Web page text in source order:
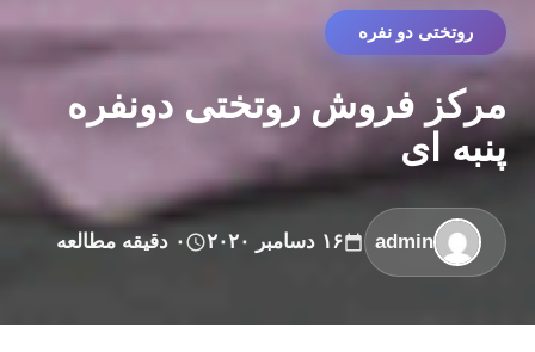
روتختی دو نفره
مرکز فروش روتختی دونفره
پنبه ای
admin ۱۶ دسامبر ۲۰۲۰ ۰ دقیقه مطالعه